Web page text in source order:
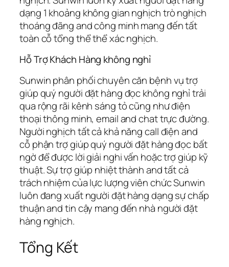
dạng 1 khoảng không gian nghịch trò nghịch
thoáng đãng and công minh mang đến tất
toàn cỗ tổng thể thể xác nghịch.
Hỗ Trợ Khách Hàng không nghỉ
Sunwin phân phối chuyên căn bệnh vụ trợ
giúp quý người đặt hàng đọc không nghỉ trải
qua rộng rãi kênh sáng tỏ cũng như điện
thoại thông minh, email and chat trực đường.
Người nghịch tất cả khả năng call điện and
cỗ phận trợ giúp quý người đặt hàng đọc bất
ngờ để được lời giải nghi vấn hoặc trợ giúp kỹ
thuật. Sự trợ giúp nhiệt thành and tất cả
trách nhiệm của lực lượng viên chức Sunwin
luôn đang xuất người đặt hàng dạng sự chấp
thuận and tin cậy mang đến nhà người đặt
hàng nghịch.
Tổng Kết